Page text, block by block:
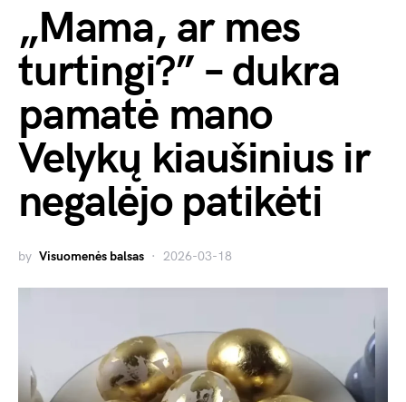
„Mama, ar mes
turtingi?” – dukra
pamatė mano
Velykų kiaušinius ir
negalėjo patikėti
by Visuomenės balsas 2026-03-18